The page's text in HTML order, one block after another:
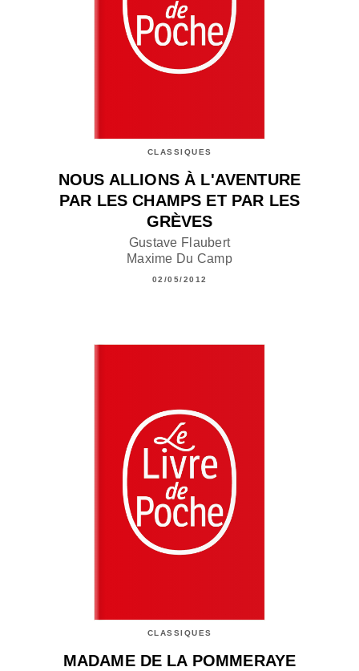
CLASSIQUES
NOUS ALLIONS À L'AVENTURE
PAR LES CHAMPS ET PAR LES
GRÈVES
Gustave Flaubert
Maxime Du Camp
02/05/2012
CLASSIQUES
MADAME DE LA POMMERAYE